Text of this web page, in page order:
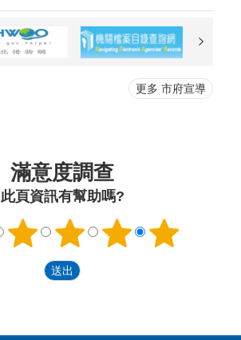
更多 市府宣導
滿意度調查
此頁資訊有幫助嗎?